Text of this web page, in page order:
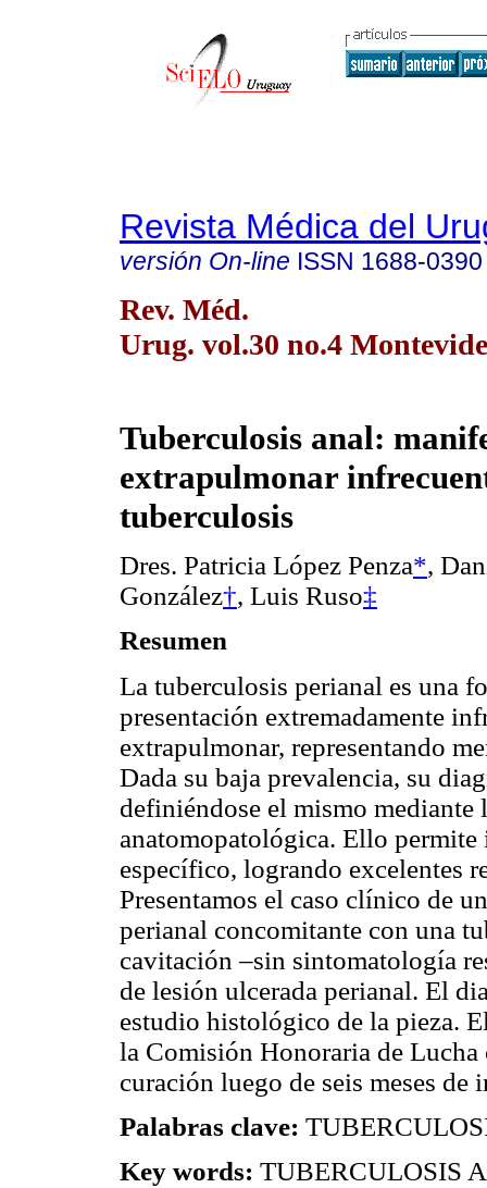
Revista Médica del
versión On-line ISSN 1688-0390
Rev. Méd.
Urug. vol.30 no.4
Tuberculosis anal:
extrapulmonar
tuberculosis
Dres. Patricia López Penza*,
González†, Luis Ruso‡
Resumen
La tuberculosis perianal es una
presentación extremadamente
extrapulmonar, representando
Dada su baja prevalencia, su
definiéndose el mismo
anatomopatológica. Ello
específico, logrando excelentes
Presentamos el caso clínico de
perianal concomitante con una
cavitación –sin sintomatología
de lesión ulcerada perianal. El
estudio histológico de la pieza.
la Comisión Honoraria de
curación luego de seis meses de
Palabras clave:
Key words: TUBERCULOSIS